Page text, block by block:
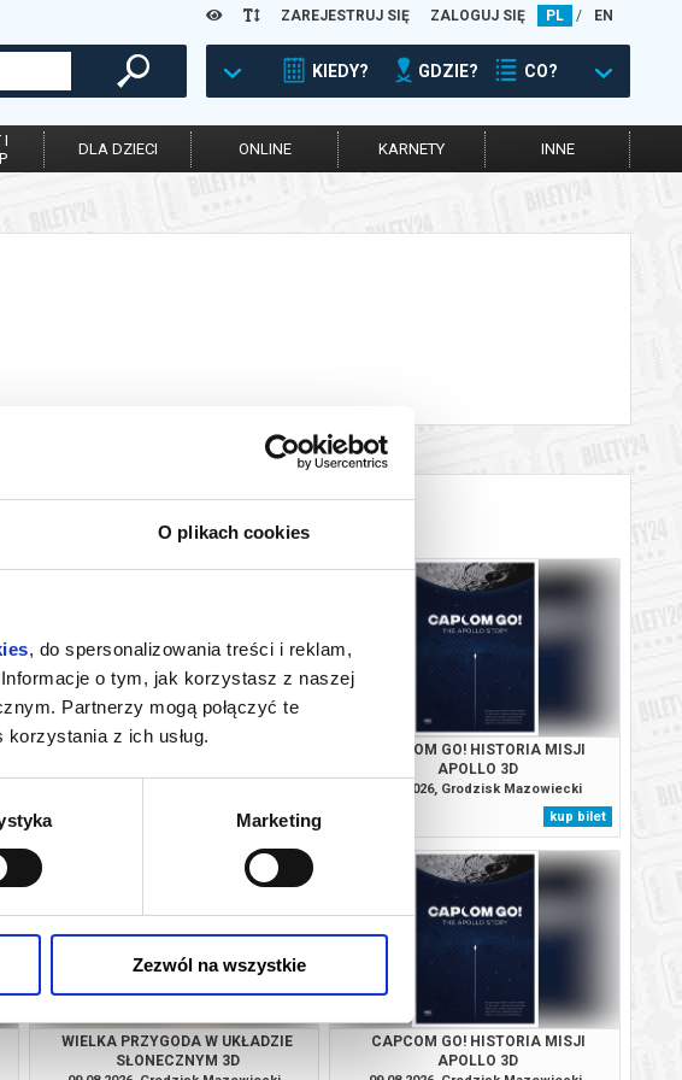
O plikach cookies
, do spersonalizowania treści i reklam,
o tym, jak korzystasz z naszej
Partnerzy mogą połączyć te
z ich usług.
Marketing
Zezwól na wszystkie
ZAREJESTRUJ SIĘ ZALOGUJ SIĘ PL / EN
KIEDY? GDZIE? CO?
I
DLA DZIECI ONLINE KARNETY INNE
WIELKA PRZYGODA W UKŁADZIE
kup bilet
CAPCOM GO! HISTORIA MISJI
APOLLO 3D
08.08.2026, Grodzisk Mazowiecki
kup bilet
WIELKA PRZYGODA W UKŁADZIE
SŁONECZNYM 3D
CAPCOM GO! HISTORIA MISJI
APOLLO 3D